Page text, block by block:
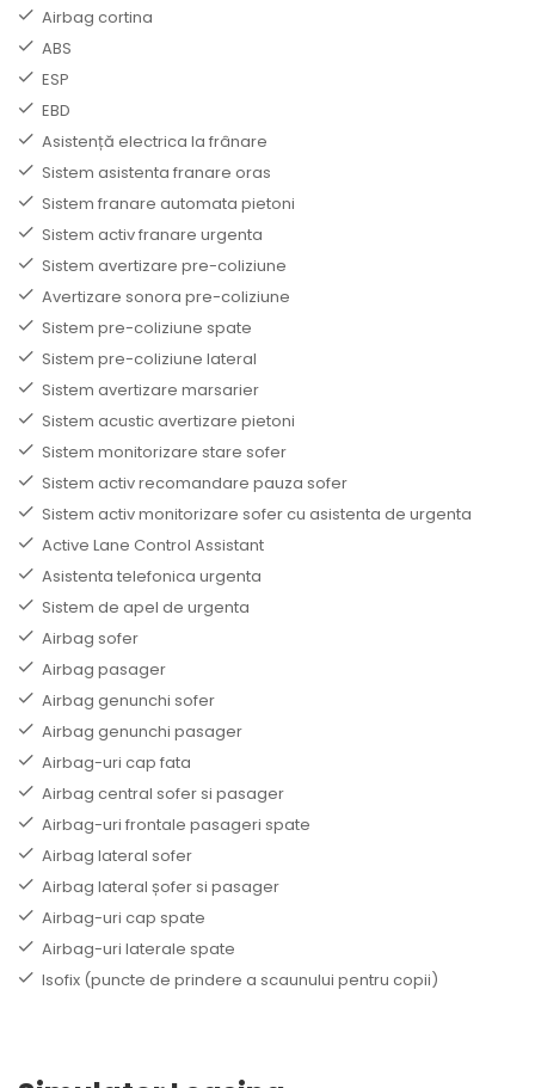
Airbag cortina
ABS
ESP
EBD
Asistență electrica la frânare
Sistem asistenta franare oras
Sistem franare automata pietoni
Sistem activ franare urgenta
Sistem avertizare pre-coliziune
Avertizare sonora pre-coliziune
Sistem pre-coliziune spate
Sistem pre-coliziune lateral
Sistem avertizare marsarier
Sistem acustic avertizare pietoni
Sistem monitorizare stare sofer
Sistem activ recomandare pauza sofer
Sistem activ monitorizare sofer cu asistenta de urgenta
Active Lane Control Assistant
Asistenta telefonica urgenta
Sistem de apel de urgenta
Airbag sofer
Airbag pasager
Airbag genunchi sofer
Airbag genunchi pasager
Airbag-uri cap fata
Airbag central sofer si pasager
Airbag-uri frontale pasageri spate
Airbag lateral sofer
Airbag lateral șofer si pasager
Airbag-uri cap spate
Airbag-uri laterale spate
Isofix (puncte de prindere a scaunului pentru copii)